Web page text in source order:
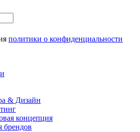
политики о конфиденциальности
& Дизайн
концепция
брендов